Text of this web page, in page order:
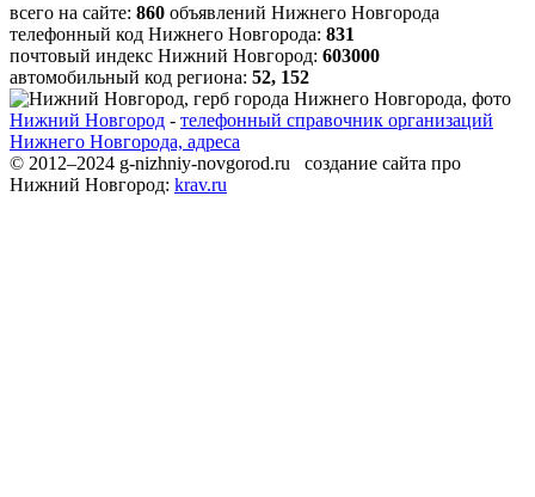
всего на сайте: 860 объявлений Нижнего Новгорода
телефонный код Нижнего Новгорода: 831
почтовый индекс Нижний Новгород: 603000
автомобильный код региона: 52, 152
Нижний Новгород - телефонный справочник организаций
Нижнего Новгорода, адреса
© 2012–2024 g-nizhniy-novgorod.ru создание сайта про
Нижний Новгород: krav.ru